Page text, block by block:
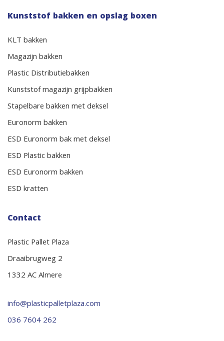
Kunststof bakken en opslag boxen
KLT bakken
Magazijn bakken
Plastic Distributiebakken
Kunststof magazijn grijpbakken
Stapelbare bakken met deksel
Euronorm bakken
ESD Euronorm bak met deksel
ESD Plastic bakken
ESD Euronorm bakken
ESD kratten
Contact
Plastic Pallet Plaza
Draaibrugweg 2
1332 AC Almere
info@plasticpalletplaza.com
036 7604 262